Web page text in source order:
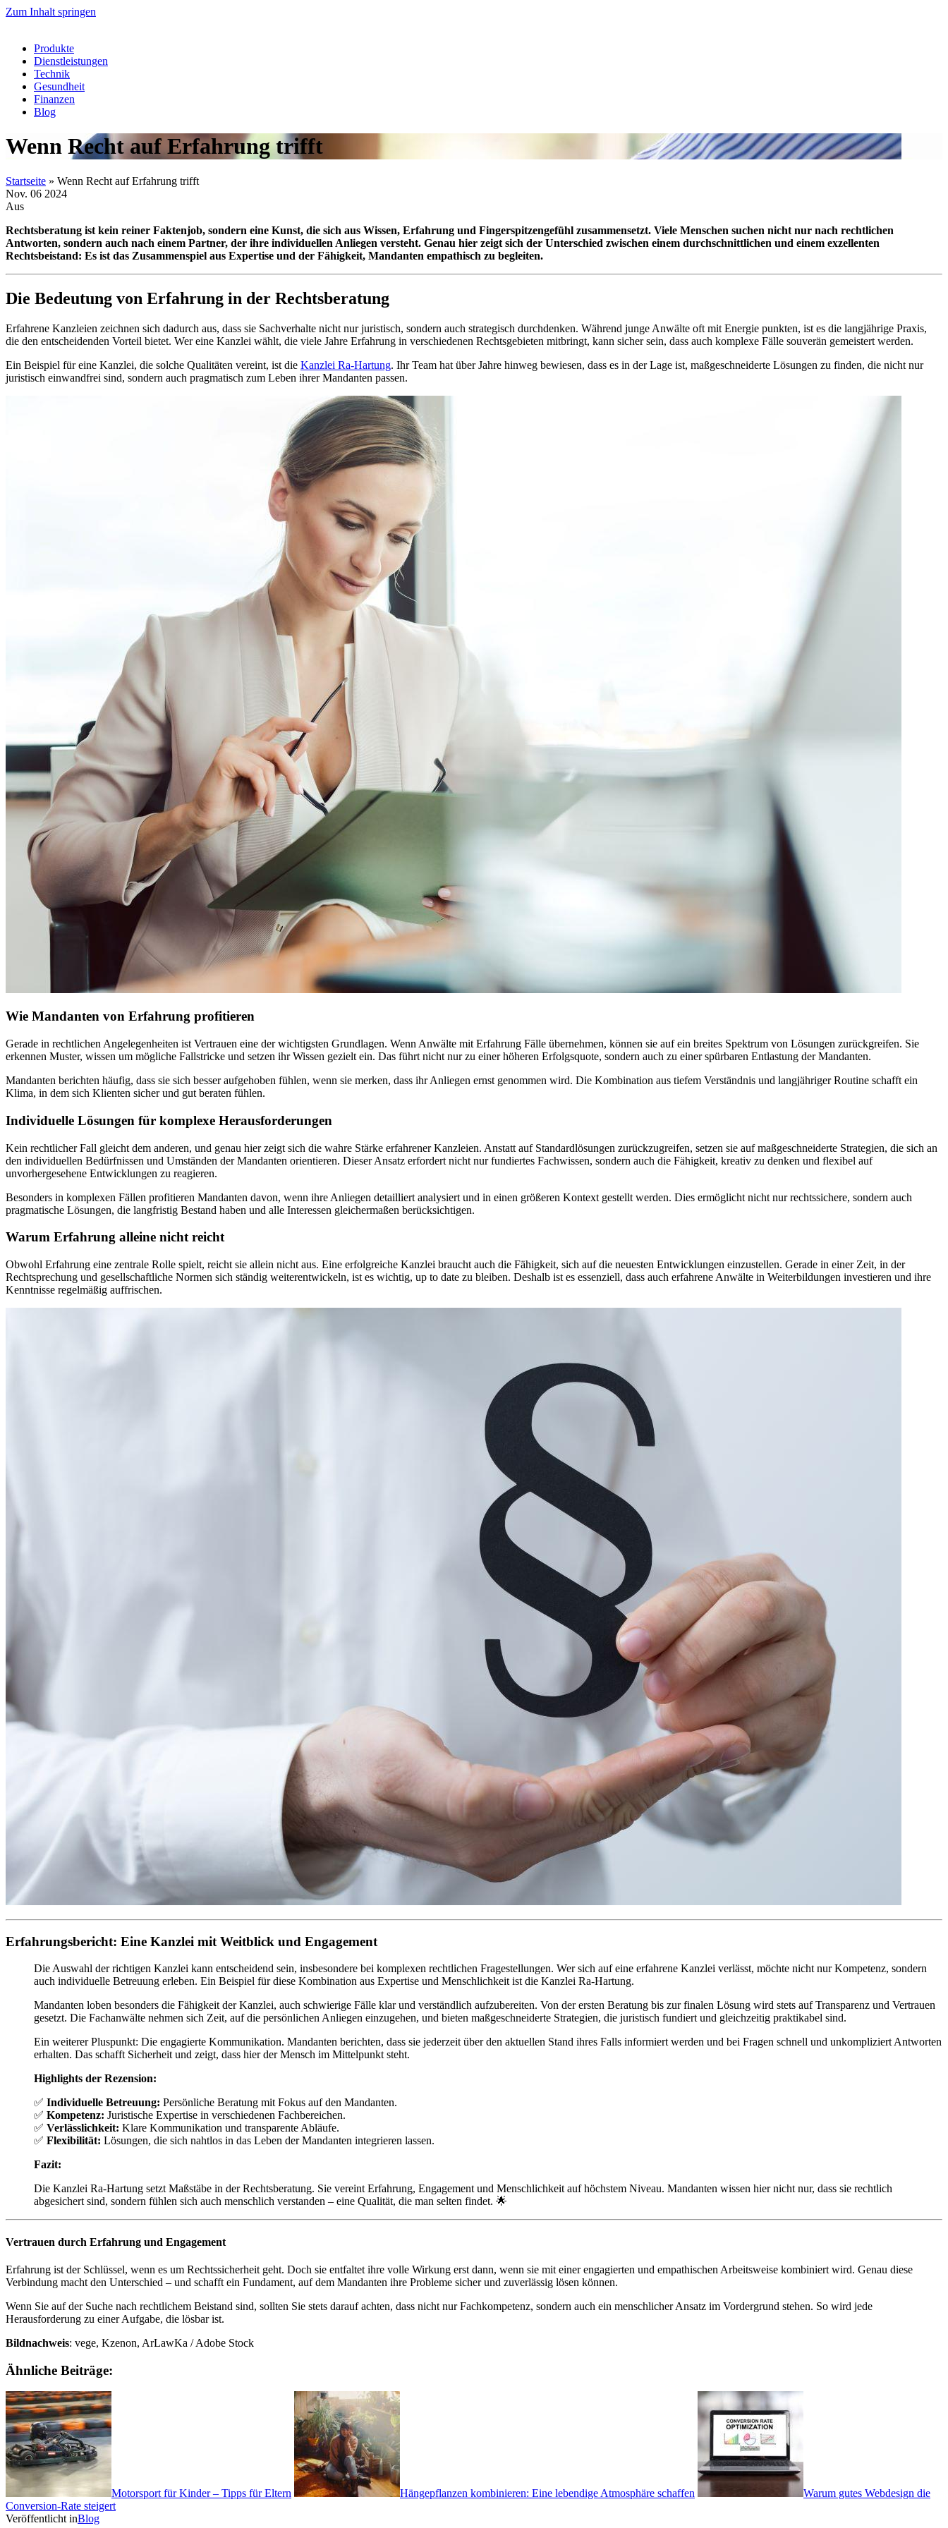
Zum Inhalt springen
Produkte
Dienstleistungen
Technik
Gesundheit
Finanzen
Blog
Wenn Recht auf Erfahrung trifft
Startseite » Wenn Recht auf Erfahrung trifft
Nov. 06 2024
Aus
Rechtsberatung ist kein reiner Faktenjob, sondern eine Kunst, die sich aus Wissen, Erfahrung und Fingerspitzengefühl zusammensetzt. Viele Menschen suchen nicht nur nach rechtlichen
Antworten, sondern auch nach einem Partner, der ihre individuellen Anliegen versteht. Genau hier zeigt sich der Unterschied zwischen einem durchschnittlichen und einem exzellenten
Rechtsbeistand: Es ist das Zusammenspiel aus Expertise und der Fähigkeit, Mandanten empathisch zu begleiten.
Die Bedeutung von Erfahrung in der Rechtsberatung
Erfahrene Kanzleien zeichnen sich dadurch aus, dass sie Sachverhalte nicht nur juristisch, sondern auch strategisch durchdenken. Während junge Anwälte oft mit Energie punkten, ist es die langjährige Praxis,
die den entscheidenden Vorteil bietet. Wer eine Kanzlei wählt, die viele Jahre Erfahrung in verschiedenen Rechtsgebieten mitbringt, kann sicher sein, dass auch komplexe Fälle souverän gemeistert werden.
Ein Beispiel für eine Kanzlei, die solche Qualitäten vereint, ist die Kanzlei Ra-Hartung. Ihr Team hat über Jahre hinweg bewiesen, dass es in der Lage ist, maßgeschneiderte Lösungen zu finden, die nicht nur
juristisch einwandfrei sind, sondern auch pragmatisch zum Leben ihrer Mandanten passen.
Wie Mandanten von Erfahrung profitieren
Gerade in rechtlichen Angelegenheiten ist Vertrauen eine der wichtigsten Grundlagen. Wenn Anwälte mit Erfahrung Fälle übernehmen, können sie auf ein breites Spektrum von Lösungen zurückgreifen. Sie
erkennen Muster, wissen um mögliche Fallstricke und setzen ihr Wissen gezielt ein. Das führt nicht nur zu einer höheren Erfolgsquote, sondern auch zu einer spürbaren Entlastung der Mandanten.
Mandanten berichten häufig, dass sie sich besser aufgehoben fühlen, wenn sie merken, dass ihr Anliegen ernst genommen wird. Die Kombination aus tiefem Verständnis und langjähriger Routine schafft ein
Klima, in dem sich Klienten sicher und gut beraten fühlen.
Individuelle Lösungen für komplexe Herausforderungen
Kein rechtlicher Fall gleicht dem anderen, und genau hier zeigt sich die wahre Stärke erfahrener Kanzleien. Anstatt auf Standardlösungen zurückzugreifen, setzen sie auf maßgeschneiderte Strategien, die sich an
den individuellen Bedürfnissen und Umständen der Mandanten orientieren. Dieser Ansatz erfordert nicht nur fundiertes Fachwissen, sondern auch die Fähigkeit, kreativ zu denken und flexibel auf
unvorhergesehene Entwicklungen zu reagieren.
Besonders in komplexen Fällen profitieren Mandanten davon, wenn ihre Anliegen detailliert analysiert und in einen größeren Kontext gestellt werden. Dies ermöglicht nicht nur rechtssichere, sondern auch
pragmatische Lösungen, die langfristig Bestand haben und alle Interessen gleichermaßen berücksichtigen.
Warum Erfahrung alleine nicht reicht
Obwohl Erfahrung eine zentrale Rolle spielt, reicht sie allein nicht aus. Eine erfolgreiche Kanzlei braucht auch die Fähigkeit, sich auf die neuesten Entwicklungen einzustellen. Gerade in einer Zeit, in der
Rechtsprechung und gesellschaftliche Normen sich ständig weiterentwickeln, ist es wichtig, up to date zu bleiben. Deshalb ist es essenziell, dass auch erfahrene Anwälte in Weiterbildungen investieren und ihre
Kenntnisse regelmäßig auffrischen.
Erfahrungsbericht: Eine Kanzlei mit Weitblick und Engagement
Die Auswahl der richtigen Kanzlei kann entscheidend sein, insbesondere bei komplexen rechtlichen Fragestellungen. Wer sich auf eine erfahrene Kanzlei verlässt, möchte nicht nur Kompetenz, sondern
auch individuelle Betreuung erleben. Ein Beispiel für diese Kombination aus Expertise und Menschlichkeit ist die Kanzlei Ra-Hartung.
Mandanten loben besonders die Fähigkeit der Kanzlei, auch schwierige Fälle klar und verständlich aufzubereiten. Von der ersten Beratung bis zur finalen Lösung wird stets auf Transparenz und Vertrauen
gesetzt. Die Fachanwälte nehmen sich Zeit, auf die persönlichen Anliegen einzugehen, und bieten maßgeschneiderte Strategien, die juristisch fundiert und gleichzeitig praktikabel sind.
Ein weiterer Pluspunkt: Die engagierte Kommunikation. Mandanten berichten, dass sie jederzeit über den aktuellen Stand ihres Falls informiert werden und bei Fragen schnell und unkompliziert Antworten
erhalten. Das schafft Sicherheit und zeigt, dass hier der Mensch im Mittelpunkt steht.
Highlights der Rezension:
✅ Individuelle Betreuung: Persönliche Beratung mit Fokus auf den Mandanten.
✅ Kompetenz: Juristische Expertise in verschiedenen Fachbereichen.
✅ Verlässlichkeit: Klare Kommunikation und transparente Abläufe.
✅ Flexibilität: Lösungen, die sich nahtlos in das Leben der Mandanten integrieren lassen.
Fazit:
Die Kanzlei Ra-Hartung setzt Maßstäbe in der Rechtsberatung. Sie vereint Erfahrung, Engagement und Menschlichkeit auf höchstem Niveau. Mandanten wissen hier nicht nur, dass sie rechtlich
abgesichert sind, sondern fühlen sich auch menschlich verstanden – eine Qualität, die man selten findet. 🌟
Vertrauen durch Erfahrung und Engagement
Erfahrung ist der Schlüssel, wenn es um Rechtssicherheit geht. Doch sie entfaltet ihre volle Wirkung erst dann, wenn sie mit einer engagierten und empathischen Arbeitsweise kombiniert wird. Genau diese
Verbindung macht den Unterschied – und schafft ein Fundament, auf dem Mandanten ihre Probleme sicher und zuverlässig lösen können.
Wenn Sie auf der Suche nach rechtlichem Beistand sind, sollten Sie stets darauf achten, dass nicht nur Fachkompetenz, sondern auch ein menschlicher Ansatz im Vordergrund stehen. So wird jede
Herausforderung zu einer Aufgabe, die lösbar ist.
Bildnachweis: vege, Kzenon, ArLawKa / Adobe Stock
Ähnliche Beiträge:
Motorsport für Kinder – Tipps für Eltern Hängepflanzen kombinieren: Eine lebendige Atmosphäre schaffen
Warum gutes Webdesign die
Conversion-Rate steigert
Veröffentlicht inBlog